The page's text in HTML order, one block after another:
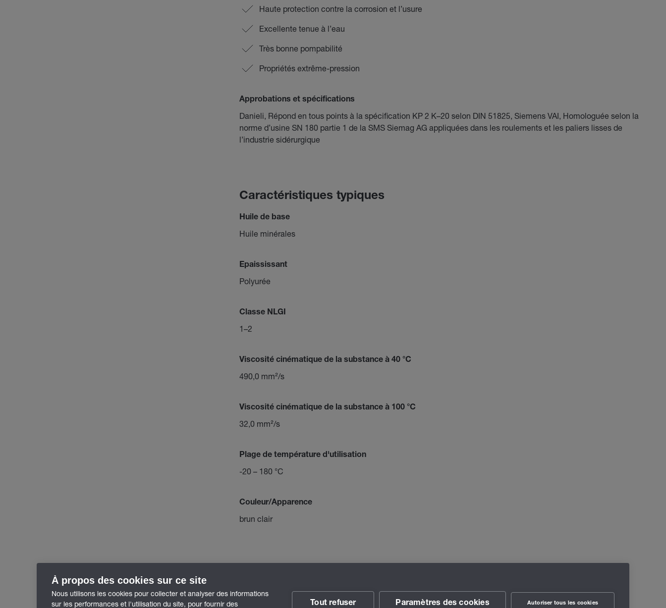
Haute protection contre la corrosion et l’usure
Excellente tenue à l’eau
Très bonne pompabilité
Propriétés extrême-pression
Approbations et spécifications
Danieli, Répond en tous points à la spécification KP 2 K–20 selon DIN 51825, Siemens VAI, Homologuée selon la
norme d’usine SN 180 partie 1 de la SMS Siemag AG appliquées dans les roulements et les paliers lisses de
l’industrie sidérurgique
Caractéristiques typiques
Huile de base
Huile minérales
Epaississant
Polyurée
Classe NLGI
1–2
Viscosité cinématique de la substance à 40 °C
490,0 mm²/s
Viscosité cinématique de la substance à 100 °C
32,0 mm²/s
Plage de température d'utilisation
-20 – 180 °C
Couleur/Apparence
brun clair
À propos des cookies sur ce site
Nous utilisons les cookies pour collecter et analyser des informations
sur les performances et l'utilisation du site, pour fournir des
Tout refuser Paramètres des cookies Autoriser tous les cookies